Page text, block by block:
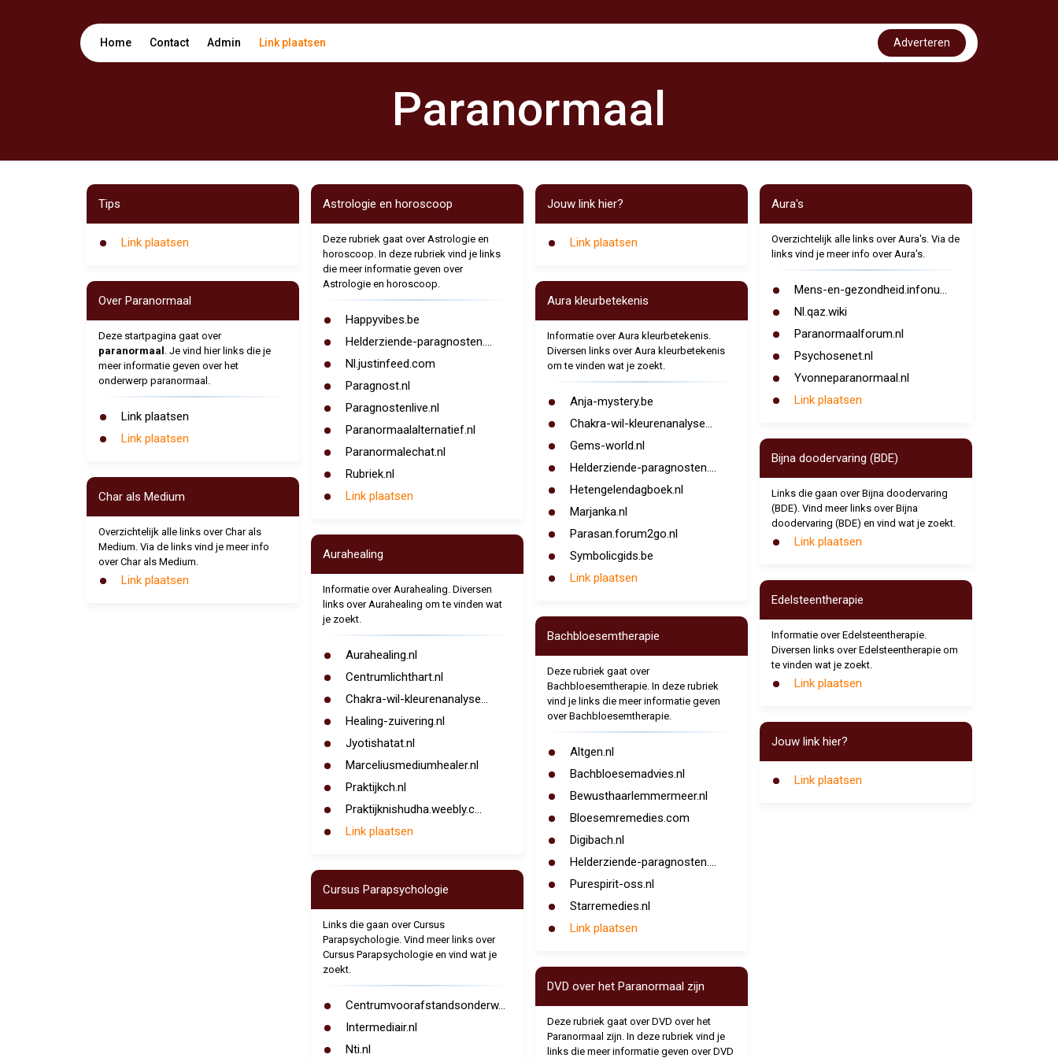
Home Contact Admin Link plaatsen Adverteren
Paranormaal
Tips
Link plaatsen
Over Paranormaal
Deze startpagina gaat over
paranormaal . Je vind hier links die je
meer informatie geven over het
onderwerp paranormaal.
Link plaatsen
Link plaatsen
Char als Medium
Overzichtelijk alle links over Char als
Medium. Via de links vind je meer info
over Char als Medium.
Link plaatsen
Astrologie en horoscoop
Deze rubriek gaat over Astrologie en
horoscoop. In deze rubriek vind je links
die meer informatie geven over
Astrologie en horoscoop.
Happyvibes.be
Helderziende-paragnosten....
Nl.justinfeed.com
Paragnost.nl
Paragnostenlive.nl
Paranormaalalternatief.nl
Paranormalechat.nl
Rubriek.nl
Link plaatsen
Aurahealing
Informatie over Aurahealing. Diversen
links over Aurahealing om te vinden wat
je zoekt.
Aurahealing.nl
Centrumlichthart.nl
Chakra-wil-kleurenanalyse...
Healing-zuivering.nl
Jyotishatat.nl
Marceliusmediumhealer.nl
Praktijkch.nl
Praktijknishudha.weebly.c...
Link plaatsen
Cursus Parapsychologie
Links die gaan over Cursus
Parapsychologie. Vind meer links over
Cursus Parapsychologie en vind wat je
zoekt.
Centrumvoorafstandsonderw...
Intermediair.nl
Nti.nl
Jouw link hier?
Link plaatsen
Aura kleurbetekenis
Informatie over Aura kleurbetekenis.
Diversen links over Aura kleurbetekenis
om te vinden wat je zoekt.
Anja-mystery.be
Chakra-wil-kleurenanalyse...
Gems-world.nl
Helderziende-paragnosten....
Hetengelendagboek.nl
Marjanka.nl
Parasan.forum2go.nl
Symbolicgids.be
Link plaatsen
Bachbloesemtherapie
Deze rubriek gaat over
Bachbloesemtherapie. In deze rubriek
vind je links die meer informatie geven
over Bachbloesemtherapie.
Altgen.nl
Bachbloesemadvies.nl
Bewusthaarlemmermeer.nl
Bloesemremedies.com
Digibach.nl
Helderziende-paragnosten....
Purespirit-oss.nl
Starremedies.nl
Link plaatsen
DVD over het Paranormaal zijn
Deze rubriek gaat over DVD over het
Paranormaal zijn. In deze rubriek vind je
links die meer informatie geven over DVD
Aura's
Overzichtelijk alle links over Aura's. Via de
links vind je meer info over Aura's.
Mens-en-gezondheid.infonu...
Nl.qaz.wiki
Paranormaalforum.nl
Psychosenet.nl
Yvonneparanormaal.nl
Link plaatsen
Bijna doodervaring (BDE)
Links die gaan over Bijna doodervaring
(BDE). Vind meer links over Bijna
doodervaring (BDE) en vind wat je zoekt.
Link plaatsen
Edelsteentherapie
Informatie over Edelsteentherapie.
Diversen links over Edelsteentherapie om
te vinden wat je zoekt.
Link plaatsen
Jouw link hier?
Link plaatsen